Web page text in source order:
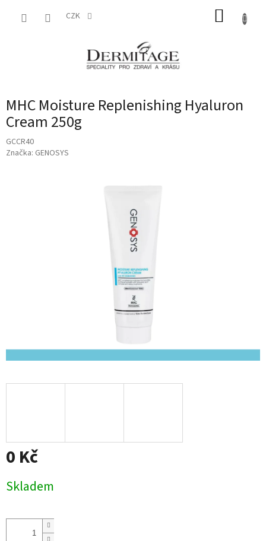
CZK
MHC Moisture Replenishing Hyaluron
Cream 250g
GCCR40
Značka: GENOSYS
0 Kč
cena:
Skladem